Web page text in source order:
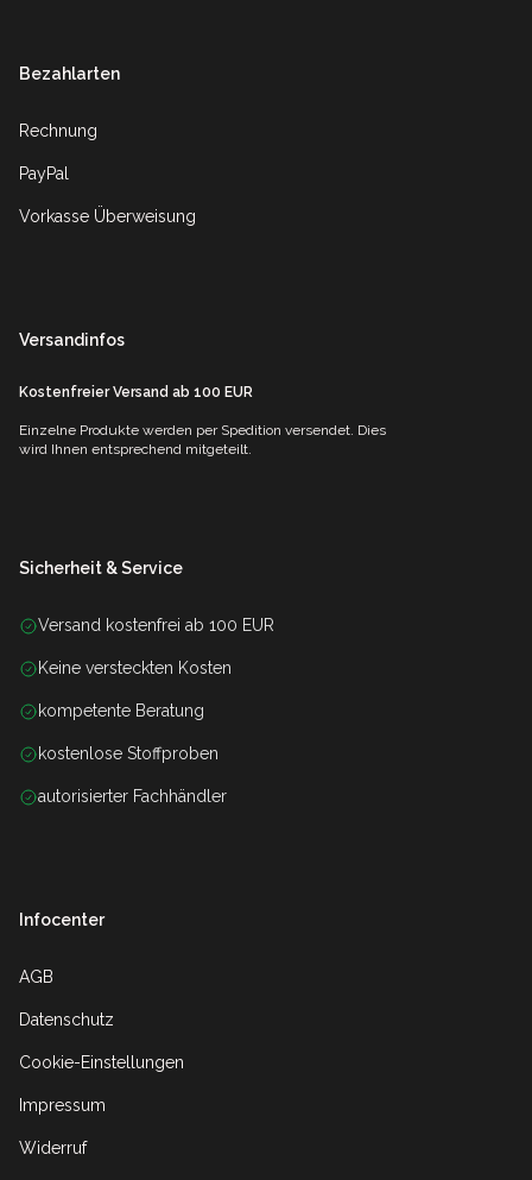
Bezahlarten
Rechnung
PayPal
Vorkasse Überweisung
Versandinfos
Kostenfreier Versand ab 100 EUR
Einzelne Produkte werden per Spedition versendet. Dies
wird Ihnen entsprechend mitgeteilt.
Sicherheit & Service
Versand kostenfrei ab 100 EUR
Keine versteckten Kosten
kompetente Beratung
kostenlose Stoffproben
autorisierter Fachhändler
Infocenter
AGB
Datenschutz
Cookie-Einstellungen
Impressum
Widerruf